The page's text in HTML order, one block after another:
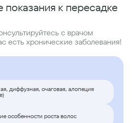
к пересадке
с врачом
есть хронические заболевания!
диффузная, очаговая, алопеция
особенности роста волос